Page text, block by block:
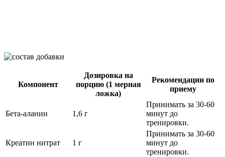
Компонент
Дозировка на
порцию (1 мерная
ложка)
Рекомендации по
приему
Бета-аланин 1,6 г
Принимать за 30-60
минут до
тренировки.
Креатин нитрат 1 г
Принимать за 30-60
минут до
тренировки.